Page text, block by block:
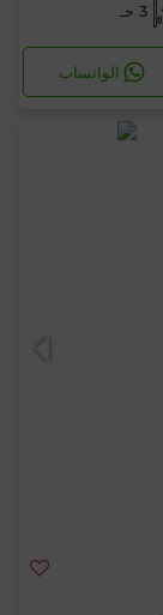
3 حـ
الواتساب